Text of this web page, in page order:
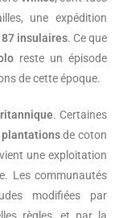
une expédition
87 insulaires. Ce que
reste un épisode
de cette époque.
. Certaines
plantationsde coton
une exploitation
Les communautés
modifiées par